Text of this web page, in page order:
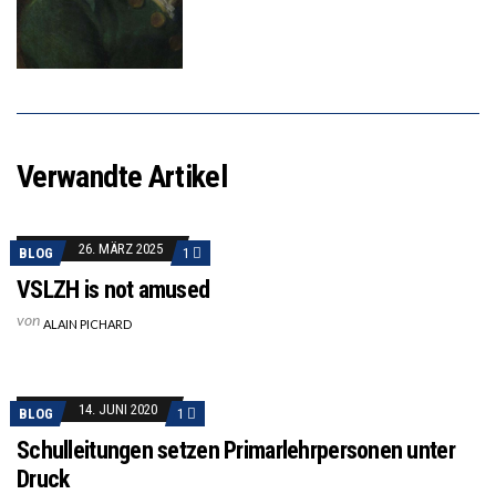
Verwandte Artikel
BLOG 26. MÄRZ 2025 1
VSLZH is not amused
von ALAIN PICHARD
BLOG 14. JUNI 2020 1
Schulleitungen setzen Primarlehrpersonen unter
Druck